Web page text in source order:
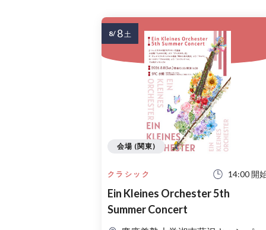
クラシック 14:00 開
Ein Kleines Orchester 5th
Summer Concert
会場 (関東)
8/ 8土